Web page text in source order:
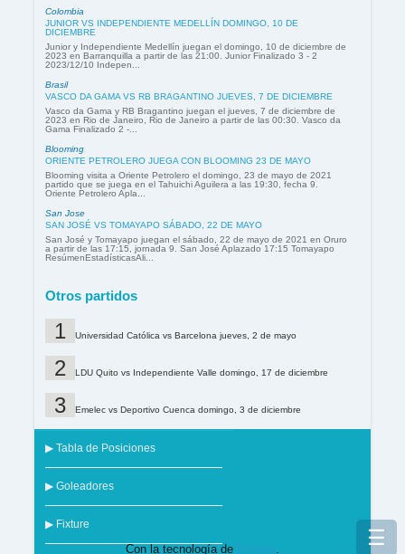
Colombia
JUNIOR VS INDEPENDIENTE MEDELLÍN DOMINGO, 10 DE
DICIEMBRE
Junior y Independiente Medellín juegan el domingo, 10 de diciembre de
2023 en Barranquilla a partir de las 21:00. Junior Finalizado 3 - 2
2023/12/10 Indepen...
Brasil
VASCO DA GAMA VS RB BRAGANTINO JUEVES, 7 DE DICIEMBRE
Vasco da Gama y RB Bragantino juegan el jueves, 7 de diciembre de
2023 en Rio de Janeiro, Rio de Janeiro a partir de las 00:30. Vasco da
Gama Finalizado 2 -...
Blooming
ORIENTE PETROLERO JUEGA CON BLOOMING 23 DE MAYO
Blooming visita a Oriente Petrolero el domingo, 23 de mayo de 2021
partido que se juega en el Tahuichi Aguilera a las 19:30, fecha 9.
Oriente Petrolero Apla...
San Jose
SAN JOSÉ VS TOMAYAPO SÁBADO, 22 DE MAYO
San José y Tomayapo juegan el sábado, 22 de mayo de 2021 en Oruro
a partir de las 17:15, jornada 9. San José Aplazado 17:15 Tomayapo
ResúmenEstadísticasAli...
Otros partidos
Universidad Católica vs Barcelona jueves, 2 de mayo
LDU Quito vs Independiente Valle domingo, 17 de diciembre
Emelec vs Deportivo Cuenca domingo, 3 de diciembre
☰
▶ Tabla de Posiciones
▶ Goleadores
▶ Fixture
Con la tecnología de .